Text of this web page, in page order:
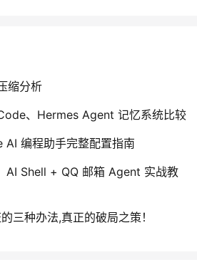
缩分析
、Hermes Agent 记忆系统比较
编程助手完整配置指南
AI Shell + QQ 邮箱 Agent 实战教
三种办法,真正的破局之策！